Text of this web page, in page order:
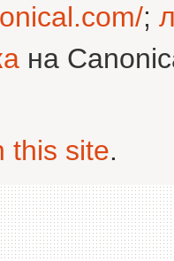
;
на
this site.